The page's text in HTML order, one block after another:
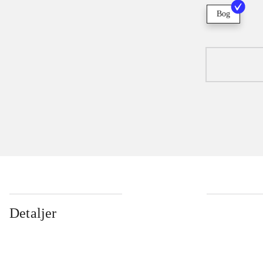
Bog
Detaljer